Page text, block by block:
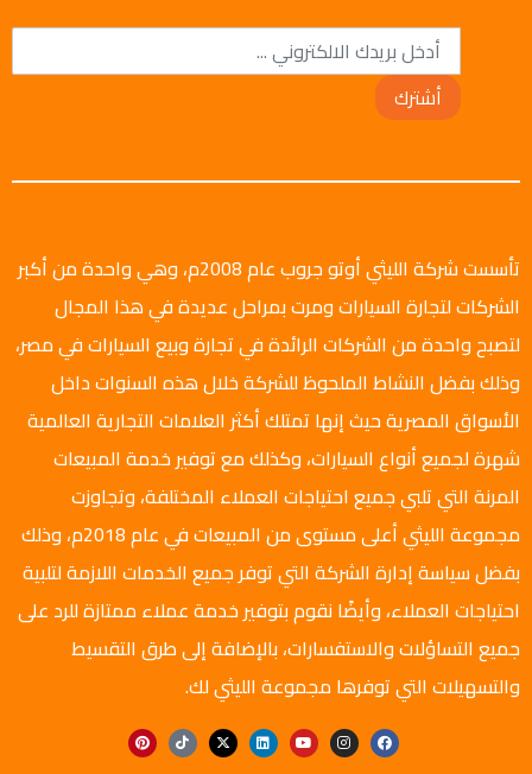
أشترك
تأسست شركة الليثي أوتو جروب عام 2008م، وهي واحدة من أكبر
الشركات لتجارة السيارات ومرت بمراحل عديدة في هذا المجال
لتصبح واحدة من الشركات الرائدة في تجارة وبيع السيارات في مصر،
وذلك بفضل النشاط الملحوظ للشركة خلال هذه السنوات داخل
الأسواق المصرية حيث إنها تمتلك أكثر العلامات التجارية العالمية
شهرة لجميع أنواع السيارات، وكذلك مع توفير خدمة المبيعات
المرنة التي تلبي جميع احتياجات العملاء المختلفة، وتجاوزت
مجموعة الليثي أعلى مستوى من المبيعات في عام 2018م، وذلك
بفضل سياسة إدارة الشركة التي توفر جميع الخدمات اللازمة لتلبية
احتياجات العملاء، وأيضًا نقوم بتوفير خدمة عملاء ممتازة للرد على
جميع التساؤلات والاستفسارات، بالإضافة إلى طرق التقسيط
والتسهيلات التي توفرها مجموعة الليثي لك.